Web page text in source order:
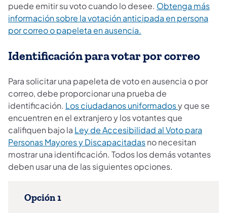
puede emitir su voto cuando lo desee. Obtenga más
información sobre la votación anticipada en persona
por correo o papeleta en ausencia.
Identificación para votar por correo
Para solicitar una papeleta de voto en ausencia o por
correo, debe proporcionar una prueba de
identificación. Los ciudadanos uniformadosy que se
encuentren en el extranjero y los votantes que
califiquen bajo la Ley de Accesibilidad al Voto para
Personas Mayores y Discapacitadasno necesitan
mostrar una identificación. Todos los demás votantes
deben usar una de las siguientes opciones.
Opción 1